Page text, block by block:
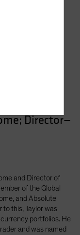
Director—
and Director of
of the Global
and Absolute
this, Taylor was
portfolios. He
and was named